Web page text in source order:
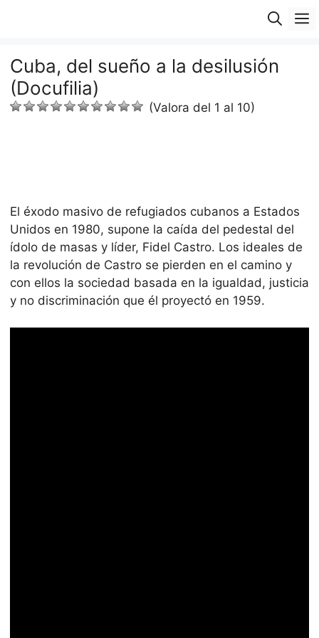
Cuba, del sueño a la desilusión
(Docufilia)
(Valora del 1 al 10)
El éxodo masivo de refugiados cubanos a Estados
Unidos en 1980, supone la caída del pedestal del
ídolo de masas y líder, Fidel Castro. Los ideales de
la revolución de Castro se pierden en el camino y
con ellos la sociedad basada en la igualdad, justicia
y no discriminación que él proyectó en 1959.